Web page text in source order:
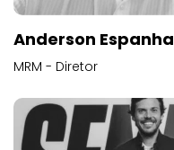
Anderson Espanha
MRM - Diretor